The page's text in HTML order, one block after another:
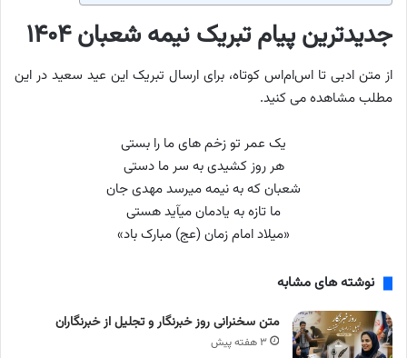
جدیدترین پیام تبریک نیمه شعبان ۱۴۰۴
از متن ادبی تا اس‌ام‌اس کوتاه، برای ارسال تبریک این عید سعید در این
مطلب مشاهده می کنید.
یک عمر تو زخم های ما را بستی
هر روز کشیدی به سر ما دستی
شعبان که به نیمه می‏رسد مهدی جان
ما تازه به یادمان می‏آید هستی
«میلاد امام زمان (عج) مبارک باد»
نوشته های مشابه
متن سخنرانی روز خبرنگار و تجلیل از خبرنگاران
۳ هفته پیش